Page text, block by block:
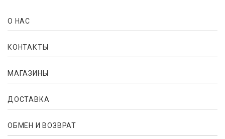
О НАС
КОНТАКТЫ
МАГАЗИНЫ
ДОСТАВКА
ОБМЕН И ВОЗВРАТ